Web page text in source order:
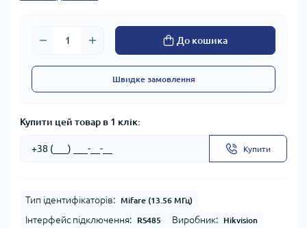
До кошика
Швидке замовлення
Купити цей товар в 1 клік:
Купити
Тип ідентифікаторів: Mifare (13.56 МГц)
Інтерфейс підключення: RS485 Виробник: Hikvision